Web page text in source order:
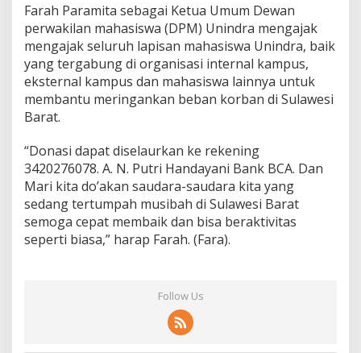
Farah Paramita sebagai Ketua Umum Dewan
perwakilan mahasiswa (DPM) Unindra mengajak
mengajak seluruh lapisan mahasiswa Unindra, baik
yang tergabung di organisasi internal kampus,
eksternal kampus dan mahasiswa lainnya untuk
membantu meringankan beban korban di Sulawesi
Barat.
“Donasi dapat diselaurkan ke rekening
3420276078. A. N. Putri Handayani Bank BCA. Dan
Mari kita do’akan saudara-saudara kita yang
sedang tertumpah musibah di Sulawesi Barat
semoga cepat membaik dan bisa beraktivitas
seperti biasa,” harap Farah. (Fara).
Follow Us